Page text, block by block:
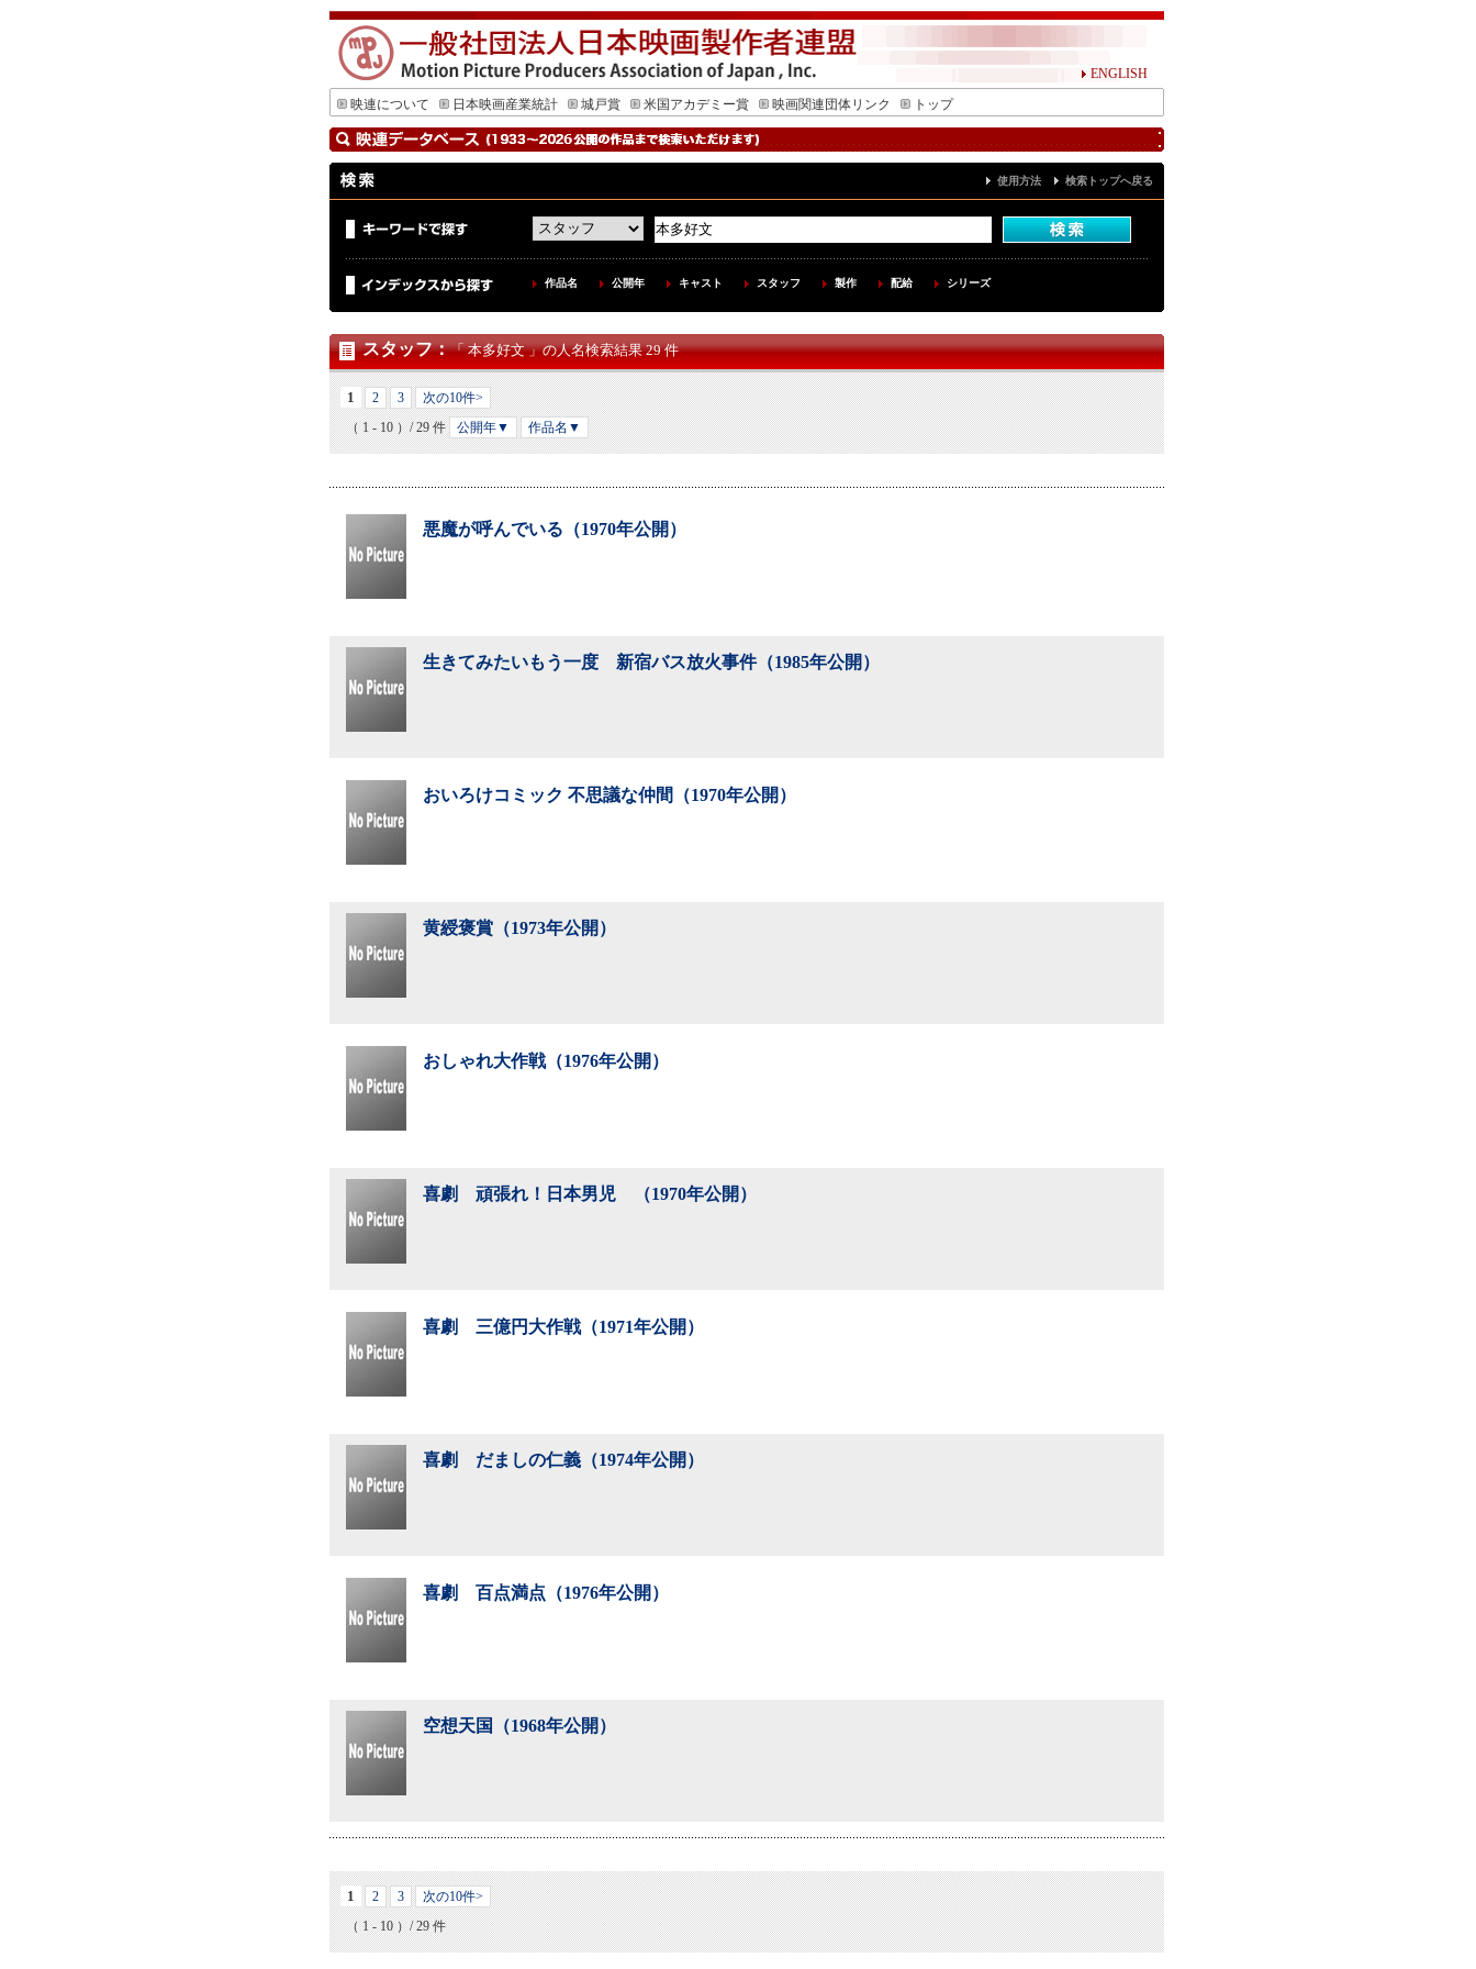
ENGLISH
映連について
日本映画産業統計 城戸賞 米国アカデミー賞 映画関連団体リンク トップ
使用方法 検索トップへ戻る
作品名 公開年 キャスト スタッフ 製作 配給 シリーズ
スタッフ：「 本多好文 」の人名検索結果 29 件
1 2 3
次の10件>
（ 1 - 10 ）/ 29 件
公開年▼ 作品名▼
悪魔が呼んでいる（1970年公開）
生きてみたいもう一度 新宿バス放火事件（1985年公開）
おいろけコミック 不思議な仲間（1970年公開）
黄綬褒賞（1973年公開）
おしゃれ大作戦（1976年公開）
喜劇 頑張れ！日本男児 （1970年公開）
喜劇 三億円大作戦（1971年公開）
喜劇 だましの仁義（1974年公開）
喜劇 百点満点（1976年公開）
空想天国（1968年公開）
1 2 3
次の10件>
（ 1 - 10 ）/ 29 件